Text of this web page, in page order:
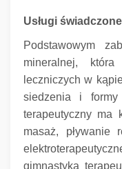
Usługi świadczone
Podstawowym
mineralnej,
leczniczych w
siedzenia i formy
terapeutyczny ma
masaż, pływanie
gimnastyka